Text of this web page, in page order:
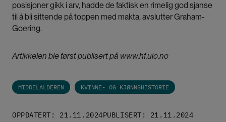
posisjoner gikk i arv, hadde de faktisk en rimelig god sjanse
til å bli sittende på toppen med makta, avslutter Graham-
Goering.
Artikkelen ble først publisert på www.hf.uio.no
MIDDELALDEREN KVINNE- OG KJØNNSHISTORIE
OPPDATERT: 21.11.2024PUBLISERT: 21.11.2024